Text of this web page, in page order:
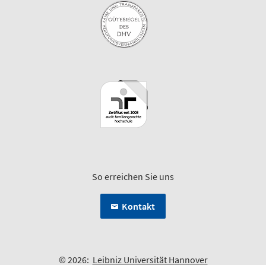
So erreichen Sie uns
Kontakt
© 2026: Leibniz Universität Hannover